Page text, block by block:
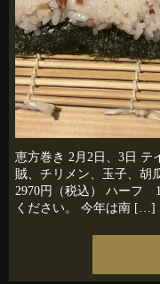
恵方巻き 2月2日、3日 テ
賊、チリメン、玉子、胡
2970円（税込） ハーフ
ください。 今年は南 […]